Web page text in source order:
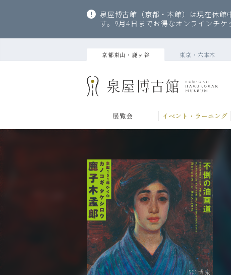
泉屋博古館（京都・本館）は現在休館
す。9月4日までお得なオンラインチケ
京都東山・鹿ヶ谷 東京・六本木
展覧会 イベント・ラーニング
当館について
ABOUT
当館の歩
コレクション
COLLECTION
主要収蔵
来館のご案内
VISITOR INFORMATION
ご利用案内